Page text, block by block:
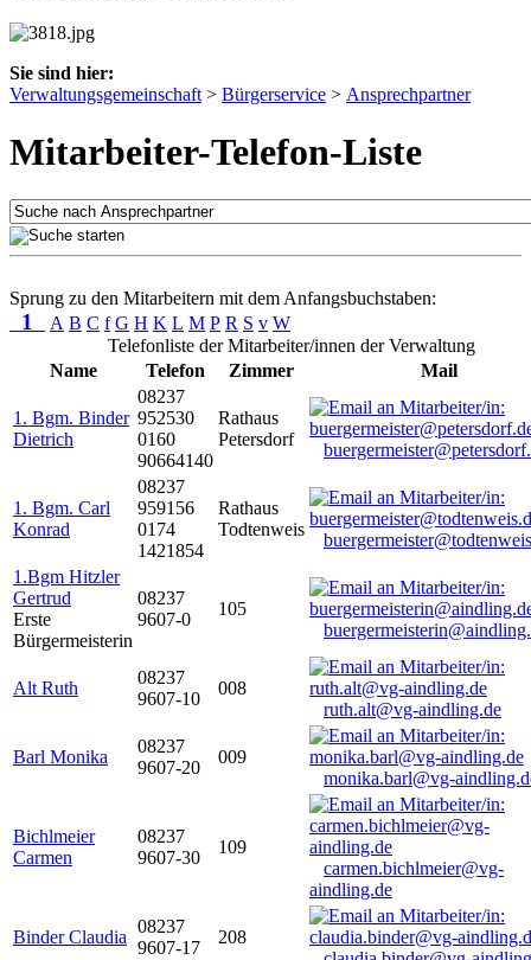
Sie sind hier:
Verwaltungsgemeinschaft > Bürgerservice > Ansprechpartner
Mitarbeiter-Telefon-Liste
Sprung zu den Mitarbeitern mit dem Anfangsbuchstaben:
1 A B C f G H K L M P R S v W
Telefonliste der Mitarbeiter/innen der Verwaltung
Name
Telefon Zimmer Mail
1. Bgm. Binder
Dietrich
08237
952530
0160
90664140
Rathaus
Petersdorf
1. Bgm. Carl
Konrad
08237
959156
0174
1421854
Rathaus
Todtenweis
1.Bgm Hitzler
Gertrud
Erste
Bürgermeisterin
08237
9607-0
105
Alt Ruth
08237
9607-10
008
ruth.alt@vg-aindling.de
Barl Monika
08237
9607-20
009
monika.barl@vg-
Bichlmeier
Carmen
08237
9607-30
109
carmen.bichlmeier@vg-
aindling.de
Binder Claudia
08237
9607-17
208